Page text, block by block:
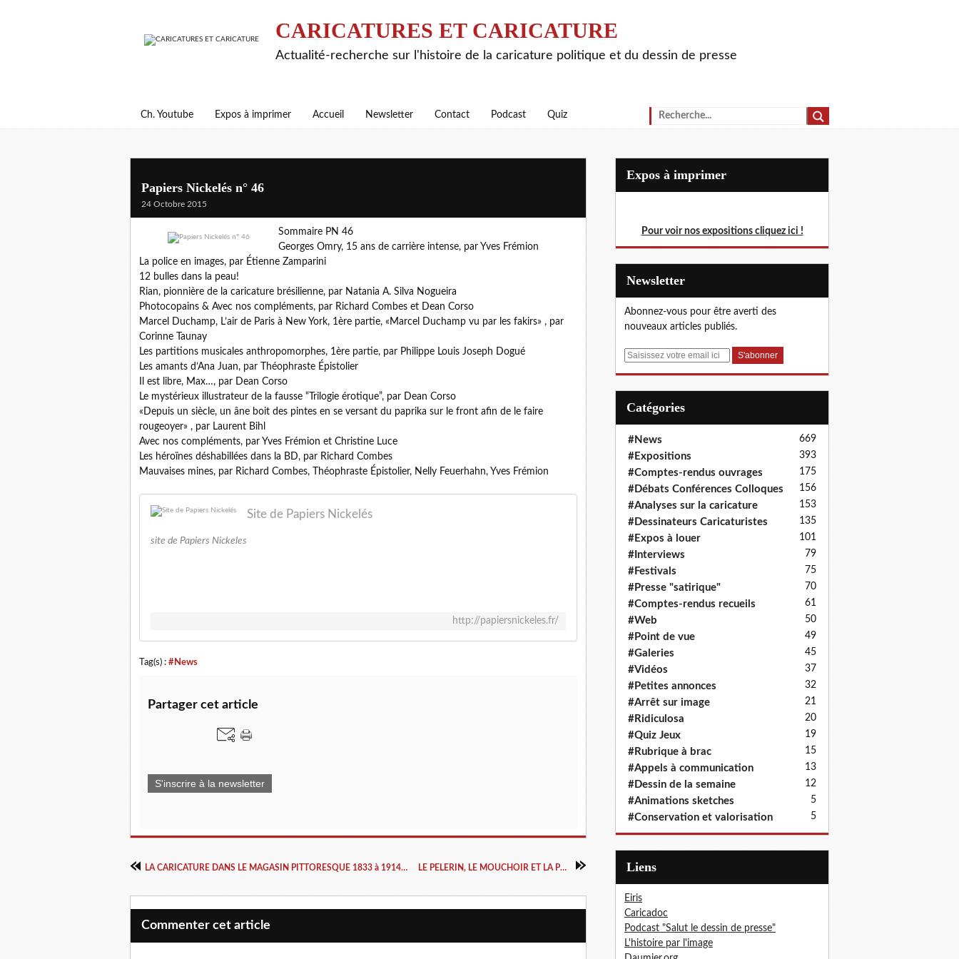
CARICATURES ET CARICATURE
Actualité-recherche sur l'histoire de la caricature politique et du dessin de presse
Ch. Youtube Expos à imprimer Accueil Newsletter Contact Podcast Quiz
Papiers Nickelés n° 46
24 Octobre 2015
Sommaire PN 46
Georges Omry, 15 ans de carrière intense, par Yves Frémion
La police en images, par Étienne Zamparini
12 bulles dans la peau!
Rian, pionnière de la caricature brésilienne, par Natania A. Silva Nogueira
Photocopains & Avec nos compléments, par Richard Combes et Dean Corso
Marcel Duchamp, L’air de Paris à New York, 1ère partie, «Marcel Duchamp vu par les fakirs» , par
Corinne Taunay
Les partitions musicales anthropomorphes, 1ère partie, par Philippe Louis Joseph Dogué
Les amants d’Ana Juan, par Théophraste Épistolier
Il est libre, Max…, par Dean Corso
Le mystérieux illustrateur de la fausse “Trilogie érotique”, par Dean Corso
«Depuis un siècle, un âne boit des pintes en se versant du paprika sur le front afin de le faire
rougeoyer» , par Laurent Bihl
Avec nos compléments, par Yves Frémion et Christine Luce
Les héroïnes déshabillées dans la BD, par Richard Combes
Mauvaises mines, par Richard Combes, Théophraste Épistolier, Nelly Feuerhahn, Yves Frémion
Site de Papiers Nickelés
site de Papiers Nickeles
http://papiersnickeles.fr/
Tag(s) : #News
Partager cet article
S'inscrire à la newsletter
LA CARICATURE DANS LE MAGASIN PITTORESQUE 1833 à 1914+1916 et 1917 LE PELERIN, LE MOUCHOIR ET LA POLITIQUE
Commenter cet article
Expos à imprimer
Pour voir nos expositions cliquez ici !
Newsletter
Abonnez-vous pour être averti des
nouveaux articles publiés.
E
Catégories
#News 669
#Expositions 393
#Comptes-rendus ouvrages 175
#Débats Conférences Colloques 156
#Analyses sur la caricature 153
#Dessinateurs Caricaturistes 135
#Expos à louer 101
#Interviews 79
#Festivals 75
#Presse "satirique" 70
#Comptes-rendus recueils 61
#Web 50
#Point de vue 49
#Galeries 45
#Vidéos 37
#Petites annonces 32
#Arrêt sur image 21
#Ridiculosa 20
#Quiz Jeux 19
#Rubrique à brac 15
#Appels à communication 13
#Dessin de la semaine 12
#Animations sketches 5
#Conservation et valorisation 5
Liens
Eiris
Caricadoc
Podcast "Salut le dessin de presse"
L'histoire par l'image